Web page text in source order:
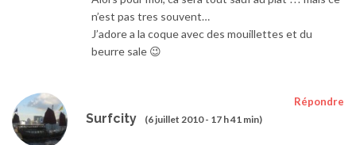
n’est pas tres souvent…
J’adore a la coque avec des mouillettes et du
beurre sale 😉
Surfcity (6 juillet 2010 - 17 h 41 min)
Répondre